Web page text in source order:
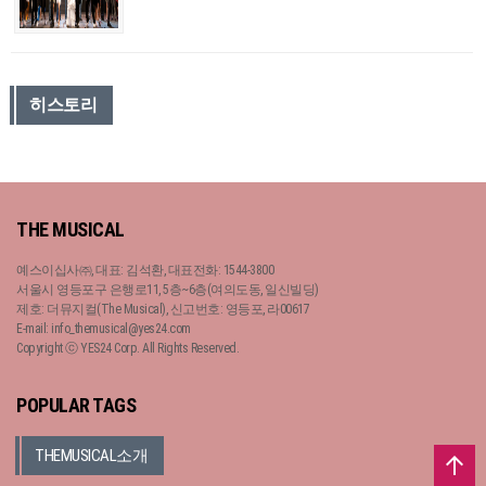
히스토리
THE MUSICAL
예스이십사㈜, 대표: 김석환, 대표전화: 1544-3800
서울시 영등포구 은행로11, 5층~6층(여의도동, 일신빌딩)
제호: 더뮤지컬(The Musical), 신고번호: 영등포, 라00617
E-mail: info_themusical@yes24.com
Copyright ⓒ YES24 Corp. All Rights Reserved.
POPULAR TAGS
THEMUSICAL소개